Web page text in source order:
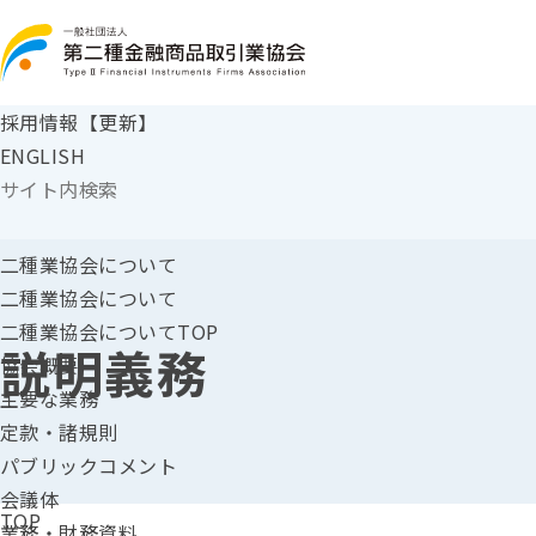
採用情報【更新】
ENGLISH
二種業協会について
二種業協会について
二種業協会についてTOP
協会概要
主要な業務
定款・諸規則
パブリックコメント
会議体
説明義務
TOP